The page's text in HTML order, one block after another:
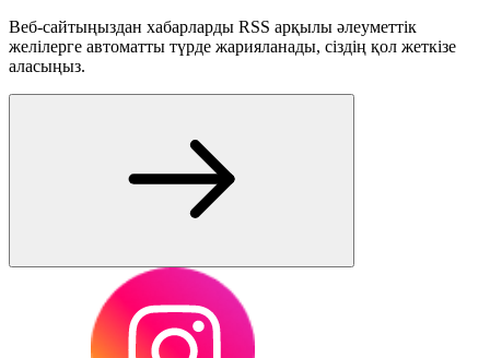
Веб-сайтыңыздан хабарларды RSS арқылы әлеуметтік
желілерге автоматты түрде жарияланады, сіздің қол жеткізе
аласыңыз.